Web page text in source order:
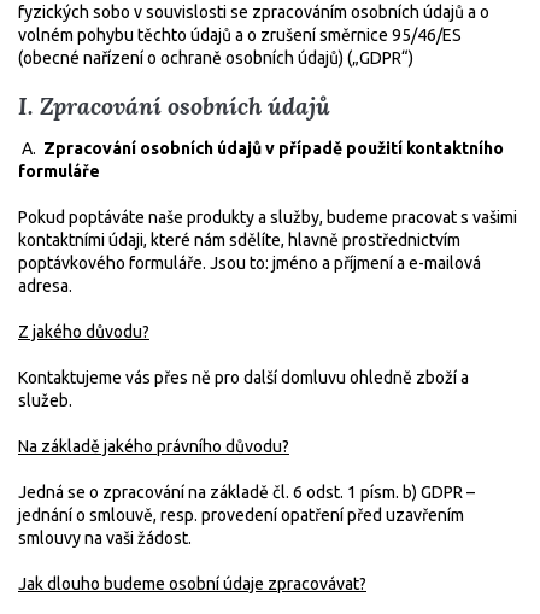
fyzických sobo v souvislosti se zpracováním osobních údajů a o
volném pohybu těchto údajů a o zrušení směrnice 95/46/ES
(obecné nařízení o ochraně osobních údajů) („GDPR“)
I. Zpracování osobních údajů
A. Zpracování osobních údajů v případě použití kontaktního
formuláře
Pokud poptáváte naše produkty a služby, budeme pracovat s vašimi
kontaktními údaji, které nám sdělíte, hlavně prostřednictvím
poptávkového formuláře. Jsou to: jméno a příjmení a e-mailová
adresa.
Z jakého důvodu?
Kontaktujeme vás přes ně pro další domluvu ohledně zboží a
služeb.
Na základě jakého právního důvodu?
Jedná se o zpracování na základě čl. 6 odst. 1 písm. b) GDPR –
jednání o smlouvě, resp. provedení opatření před uzavřením
smlouvy na vaši žádost.
Jak dlouho budeme osobní údaje zpracovávat?